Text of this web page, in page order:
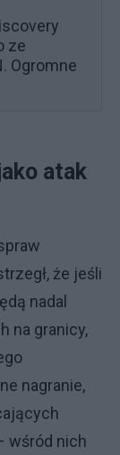
ze
Ogromne
atak
że jeśli
nadal
na granicy,
nagranie,
wśród nich